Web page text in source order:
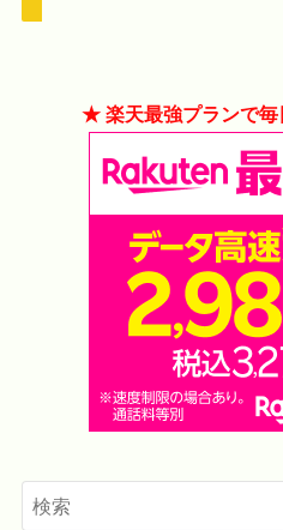
★ 楽天最強プランで